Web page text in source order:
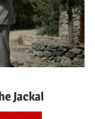
Jackal